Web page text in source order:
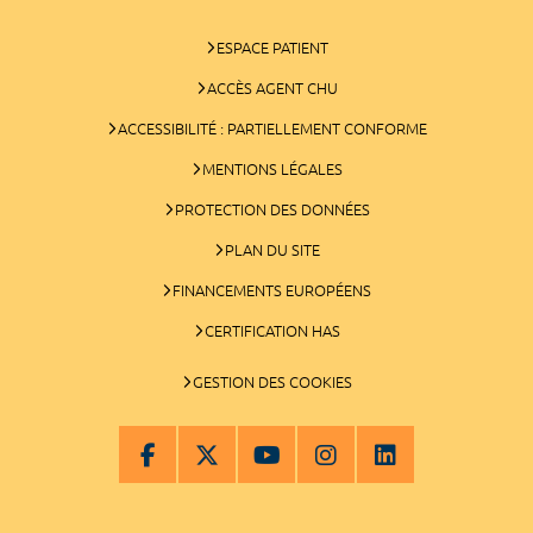
ESPACE PATIENT
ACCÈS AGENT CHU
ACCESSIBILITÉ : PARTIELLEMENT CONFORME
MENTIONS LÉGALES
PROTECTION DES DONNÉES
PLAN DU SITE
FINANCEMENTS EUROPÉENS
CERTIFICATION HAS
GESTION DES COOKIES